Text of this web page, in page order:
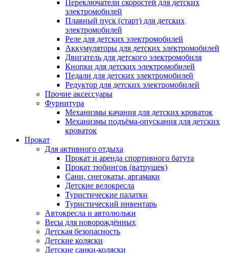
Переключатели скоростей для детских
электромобилей
Плавный пуск (старт) для детских
электромобилей
Реле для детских электромобилей
Аккумуляторы для детских электромобилей
Двигатель для детского электромобиля
Кнопки для детских электромобилей
Педали для детских электромобилей
Редуктор для детских электромобилей
Прочие аксессуары
Фурнитура
Механизмы качания для детских кроваток
Механизмы подъёма-опускания для детских
кроваток
Прокат
Для активного отдыха
Прокат и аренда спортивного батута
Прокат тюбингов (ватрушек)
Сани, снегокаты, аргамаки
Детские велокресла
Туристические палатки
Туристический инвентарь
Автокресла и автолюльки
Весы для новорождённых
Детская безопасность
Детские коляски
Детские санки-коляски